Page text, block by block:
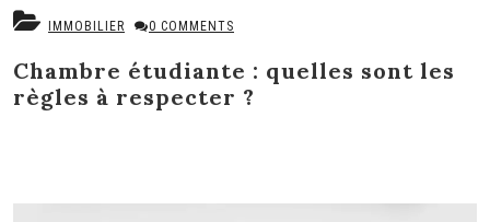
IMMOBILIER 0 COMMENTS
Chambre étudiante : quelles sont les
règles à respecter ?